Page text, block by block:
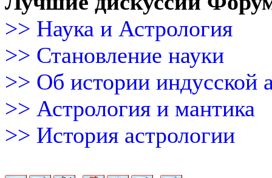
>> Наука и Астрология
>> Становление науки
>> Об истории индусской
>> Астрология и мантика
>> История астрологии